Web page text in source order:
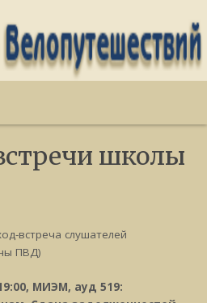
школы
встреча слушателей
ПВД)
МИЭМ, ауд 519: